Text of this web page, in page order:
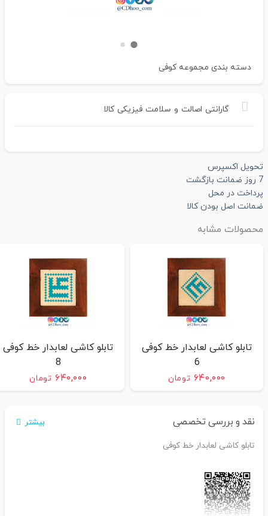
دسته بندی مجموعه کوفی
گارانتی اصالت و سلامت فیزیکی کالا
تحویل اکسپرس
7 روز ضمانت بازگشت
پرداخت در محل
ضمانت اصل بودن کالا
محصولات مشابه
تابلو کاشی لعابدار خط کوفی
6
۶۴۰,۰۰۰ تومان
تابلو کاشی لعابدار خط کوفی
8
۶۴۰,۰۰۰ تومان
نقد و بررسی تخصصی بیشتر
تابلو کاشی لعابدار خط کوفی